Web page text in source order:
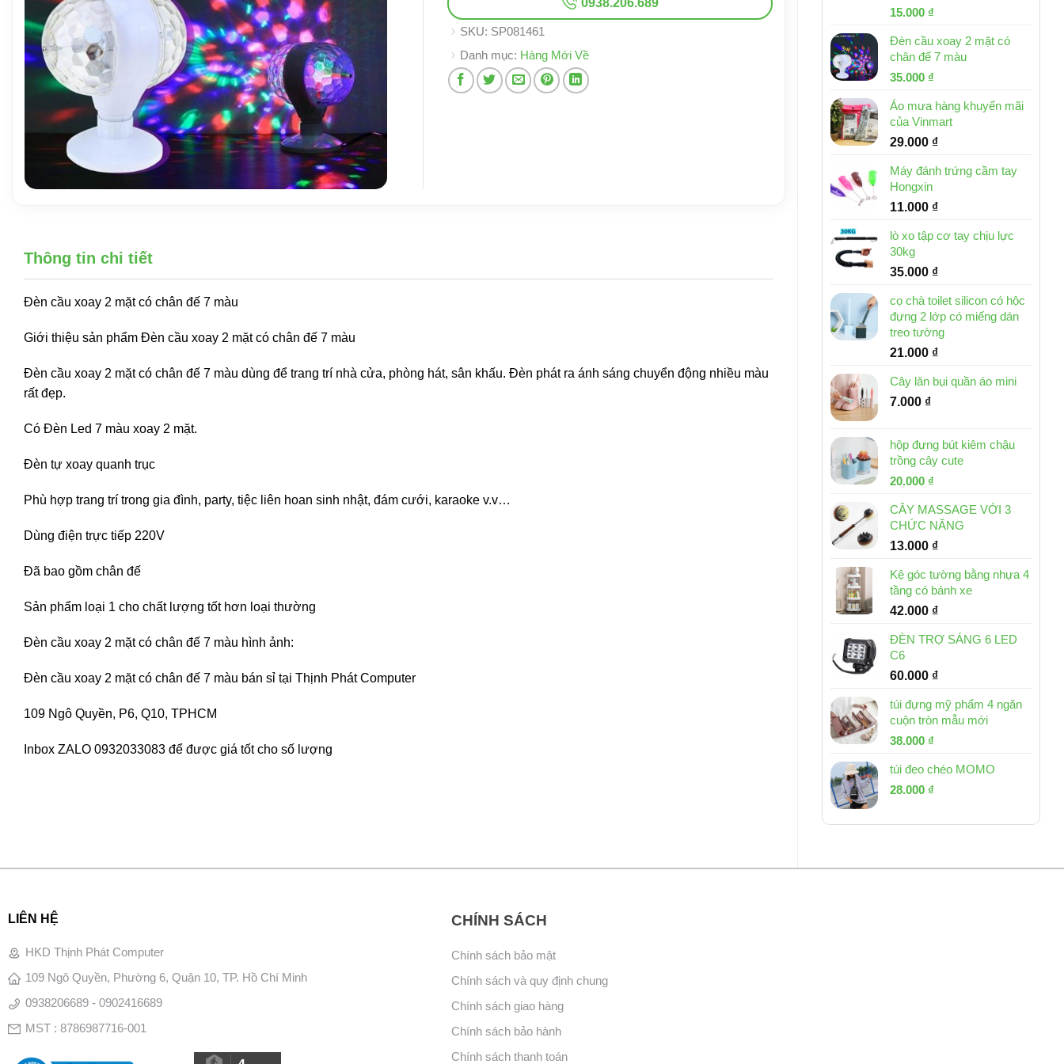
Giá
là:
32.000 ₫.
15.000 ₫
tại
là:
Đèn cầu xoay 2 mặt có
chân đế 7 màu
Giá
là:
46.000 ₫.
35.000 ₫
tại
là:
35.000 ₫.
Áo mưa hàng khuyến mãi
của Vinmart
29.000 ₫
Máy đánh trứng cầm tay
Hongxin
11.000 ₫
lò xo tập cơ tay chịu lực
30kg
35.000 ₫
cọ chà toilet silicon có hộc
đựng 2 lớp có miếng dán
treo tường
21.000 ₫
Cây lăn bụi quần áo mini
7.000 ₫
hộp đựng bút kiêm chậu
trồng cây cute
Giá
là:
30.000 ₫.
20.000 ₫
tại
là:
20.000 ₫.
CÂY MASSAGE VỚI 3
CHỨC NĂNG
13.000 ₫
Kệ góc tường bằng nhựa 4
tầng có bánh xe
42.000 ₫
ĐÈN TRỢ SÁNG 6 LED
C6
60.000 ₫
túi đựng mỹ phẩm 4 ngăn
cuộn tròn mẫu mới
Giá
là:
53.000 ₫.
38.000 ₫
tại
túi đeo chéo MOMO
Giá
là:
28.000 ₫
tại
0938.206.689
SKU: SP081461
Danh mục: Hàng Mới Về
Thông tin chi tiết
Đèn cầu xoay 2 mặt có chân đế 7 màu
Giới thiệu sản phẩm Đèn cầu xoay 2 mặt có chân đế 7 màu
Đèn cầu xoay 2 mặt có chân đế 7 màu dùng để trang trí nhà cửa, phòng hát, sân khấu. Đèn phát ra ánh sáng chuyển động nhiều màu
rất đẹp.
Có Đèn Led 7 màu xoay 2 mặt.
Đèn tự xoay quanh trục
Phù hợp trang trí trong gia đình, party, tiệc liên hoan sinh nhật, đám cưới, karaoke v.v…
Dùng điện trực tiếp 220V
Đã bao gồm chân đế
Sản phẩm loại 1 cho chất lượng tốt hơn loại thường
Đèn cầu xoay 2 mặt có chân đế 7 màu hình ảnh:
Đèn cầu xoay 2 mặt có chân đế 7 màu bán sỉ tại Thịnh Phát Computer
109 Ngô Quyền, P6, Q10, TPHCM
Inbox ZALO 0932033083 để được giá tốt cho số lượng
LIÊN HỆ
HKD Thịnh Phát Computer
109 Ngô Quyền, Phường 6, Quận 10, TP. Hồ Chí Minh
0938206689 - 0902416689
MST : 8786987716-001
CHÍNH SÁCH
Chính sách bảo mật
Chính sách và quy định chung
Chính sách giao hàng
Chính sách bảo hành
Chính sách thanh toán